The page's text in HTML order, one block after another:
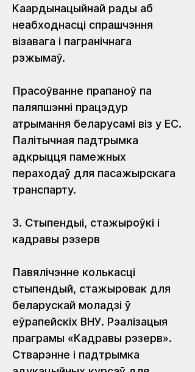
Каардынацыйнай рады аб
неабходнасці спрашчэння
візавага і пагранічнага
рэжымаў.
Прасоўванне прапаноў па
паляпшэнні працэдур
атрымання беларусамі віз у ЕС.
Палітычная падтрымка
адкрыцця памежных
пераходаў для пасажырскага
транспарту.
3. Стыпендыі, стажыроўкі і
кадравы рэзерв
Павялічэнне колькасці
стыпендый, стажыровак для
беларускай моладзі ў
еўрапейскіх ВНУ. Рэалізацыя
праграмы «Кадравы рэзерв».
Стварэнне і падтрымка